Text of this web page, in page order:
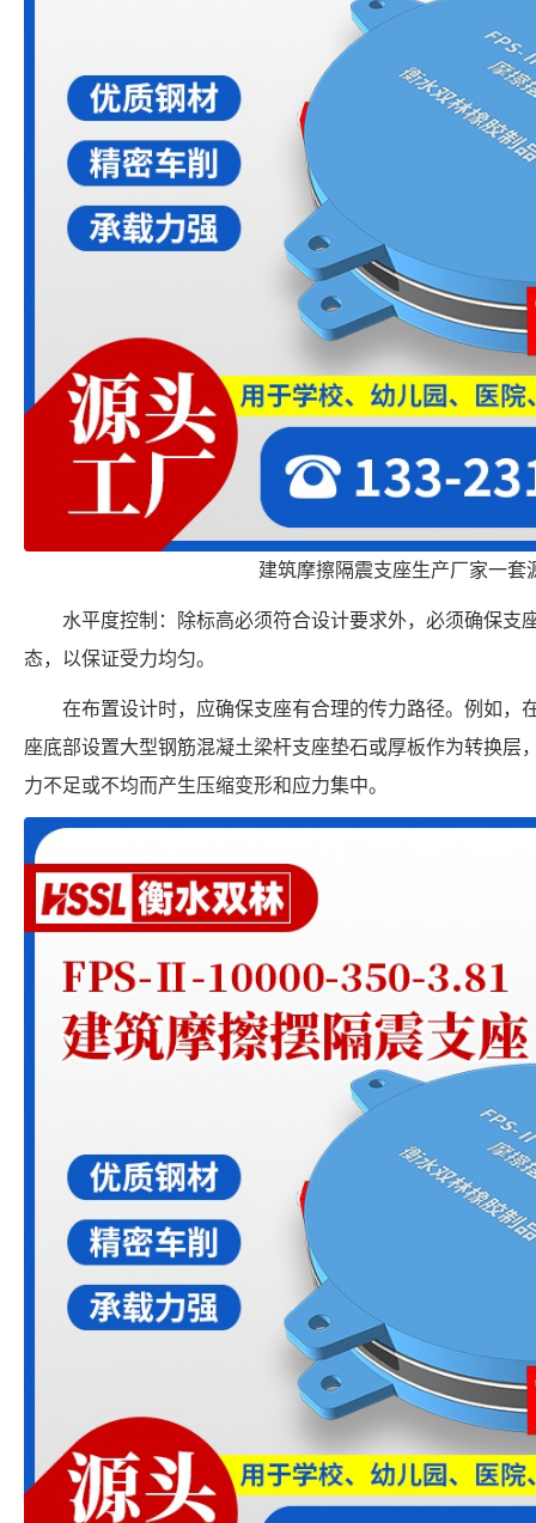
建筑摩擦隔震支座生产厂家一套
水平度控制：除标高必须符合设计要求外，必须确保支
态，以保证受力均匀。
在布置设计时，应确保支座有合理的传力路径。例如，
座底部设置大型钢筋混凝土梁杆支座垫石或厚板作为转换层
力不足或不均而产生压缩变形和应力集中。